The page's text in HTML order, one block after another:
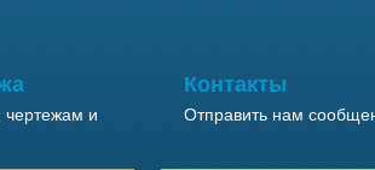
и
Контакты
Отправить нам